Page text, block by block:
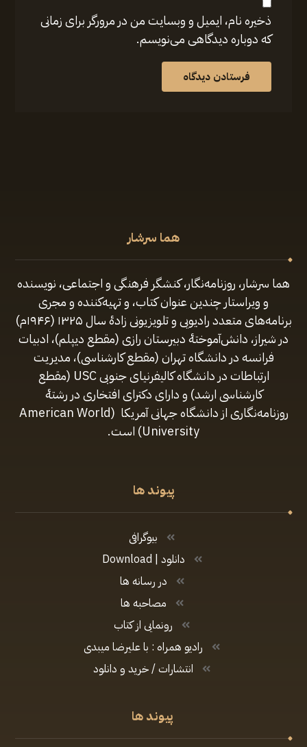
ذخیره نام، ایمیل و وبسایت من در مرورگر برای زمانی
که دوباره دیدگاهی می‌نویسم.
فرستادن دیدگاه
هما سرشار
هما سرشار، روزنامه‌نگار، کنشگر فرهنگی و اجتماعی، نویسنده
و ویراستار چندین عنوان کتاب، و تهیه‌کننده و مجری
برنامه‌های متعدد رادیویی و تلویزیونی زادهٔ سال ۱۳۲۵ (۱۹۴۶م)
در شیراز، دانش‌آموختهٔ دبیرستان رازی (مقطع‌ دیپلم)، ادبیات
فرانسه در دانشگاه تهران (مقطع کارشناسی)، مدیریت
ارتباطات در دانشگاه کالیفرنیای جنوبی USC (مقطع
کارشناسی ارشد) و دارای دکترای افتخاری در رشتهٔ
روزنامه‌نگاری از دانشگاه جهانی آمریکا (American World
University) است.
پیوند ها
بیوگرافی
دانلود | Download
در رسانه ها
مصاحبه ها
رونمایی از کتاب
رادیو همراه : با علیرضا میبدی
انتشارات / خرید و دانلود
پیوند ها